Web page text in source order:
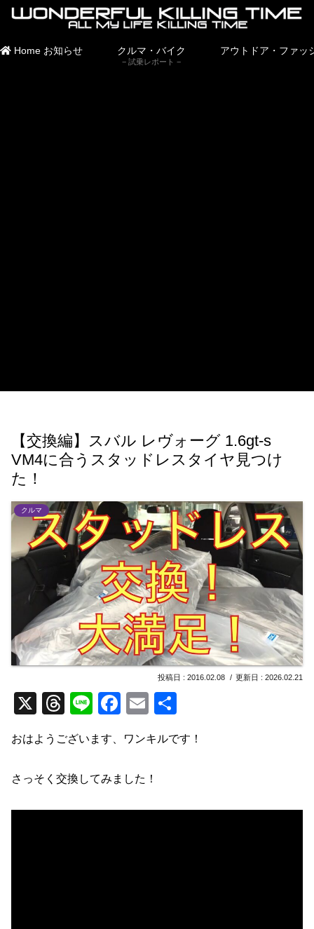
Home お知らせ クルマ・バイク
試乗レポート
アウトドア・ファッ
【交換編】スバル レヴォーグ 1.6gt-s
VM4に合うスタッドレスタイヤ見つけ
た！
クルマ
2016.02.08 2026.02.21
X
T
e
a
d
s
Li
e
F
c
e
b
o
E
ail
おはようございます、ワンキルです！
さっそく交換してみました！